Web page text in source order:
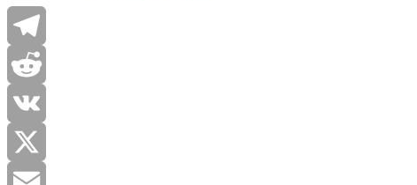
Telegram
Reddit
VK
X